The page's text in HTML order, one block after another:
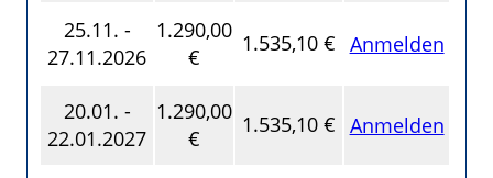
25.11. -
27.11.2026
1.290,00
€
1.535,10 € Anmelden
20.01. -
22.01.2027
1.290,00
€
1.535,10 € Anmelden